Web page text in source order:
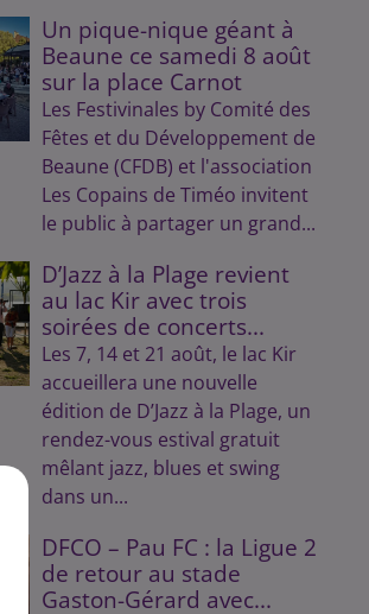
Un pique-nique géant à
Beaune ce samedi 8 août
sur la place Carnot
Les Festivinales by Comité des
Fêtes et du Développement de
Beaune (CFDB) et l'association
Les Copains de Timéo invitent
le public à partager un grand...
D’Jazz à la Plage revient
au lac Kir avec trois
soirées de concerts...
Les 7, 14 et 21 août, le lac Kir
accueillera une nouvelle
édition de D’Jazz à la Plage, un
rendez-vous estival gratuit
mêlant jazz, blues et swing
dans un...
DFCO – Pau FC : la Ligue 2
de retour au stade
Gaston-Gérard avec...